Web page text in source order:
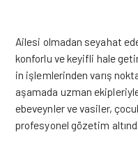
Ailesi olmadan seyahat
konforlu ve keyifli hale
in işlemlerinden varış
aşamada uzman
ebeveynler ve vasiler,
profesyonel gözetim